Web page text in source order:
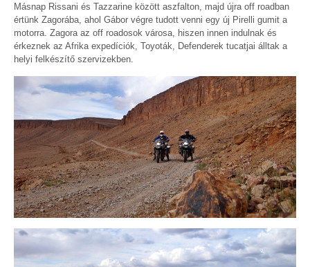
Másnap Rissani és Tazzarine között aszfalton, majd újra off roadban
értünk Zagorába, ahol Gábor végre tudott venni egy új Pirelli gumit a
motorra. Zagora az off roadosok városa, hiszen innen indulnak és
érkeznek az Afrika expedíciók, Toyoták, Defenderek tucatjai álltak a
helyi felkészítő szervizekben.